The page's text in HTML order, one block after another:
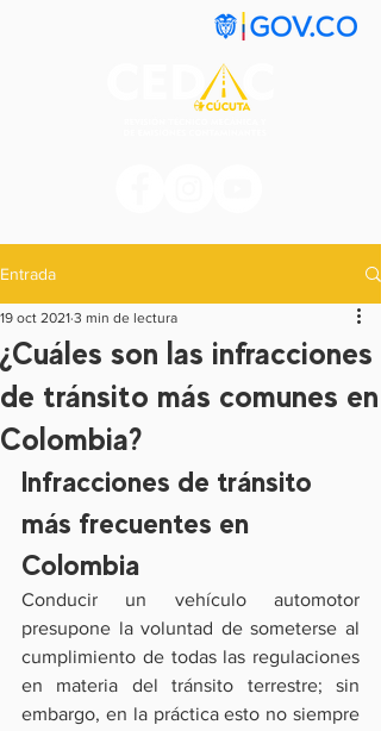
Entrada
¿Cuáles son las infracciones
de tránsito más comunes en
Colombia?
19 oct 2021 3 min de lectura
Infracciones de tránsito
más frecuentes en
Colombia
Conducir un vehículo automotor
presupone la voluntad de someterse al
cumplimiento de todas las regulaciones
en materia del tránsito terrestre; sin
embargo, en la práctica esto no siempre